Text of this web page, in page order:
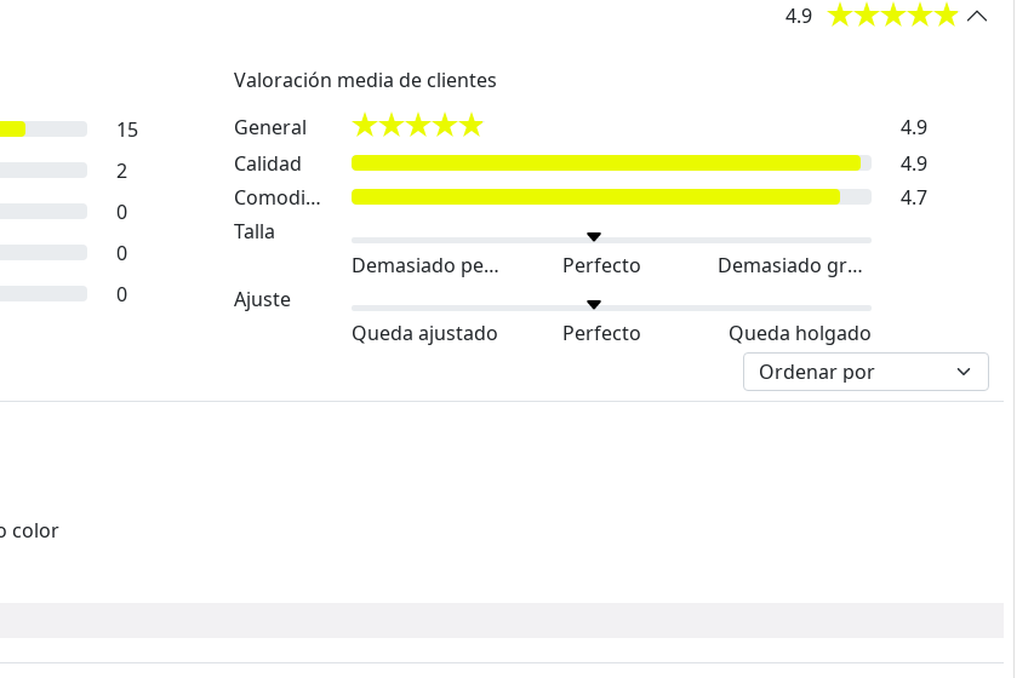
4.9
15
2
0
0
0
Valoración media de clientes
General
4.9
Calidad
4.9
Comodidad
4.7
Talla
Demasiado pequeño
Perfecto
Demasiado grande
Ajuste
Queda ajustado
Perfecto Queda holgado
color